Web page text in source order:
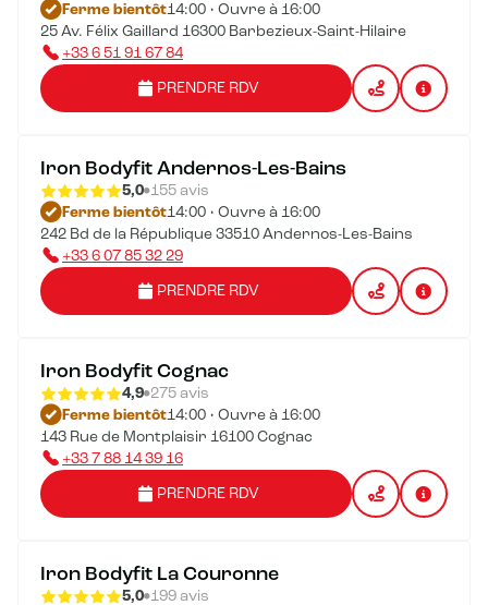
Ferme bientôt14:00 • Ouvre à 16:00
25 Av. Félix Gaillard 16300 Barbezieux-Saint-Hilaire
+33 6 51 91 67 84
PRENDRE RDV
Iron Bodyfit Andernos-Les-Bains
5,0 155 avis
Ferme bientôt14:00 • Ouvre à 16:00
242 Bd de la République 33510 Andernos-Les-Bains
+33 6 07 85 32 29
PRENDRE RDV
Iron Bodyfit Cognac
4,9 275 avis
Ferme bientôt14:00 • Ouvre à 16:00
143 Rue de Montplaisir 16100 Cognac
+33 7 88 14 39 16
PRENDRE RDV
Iron Bodyfit La Couronne
5,0 199 avis